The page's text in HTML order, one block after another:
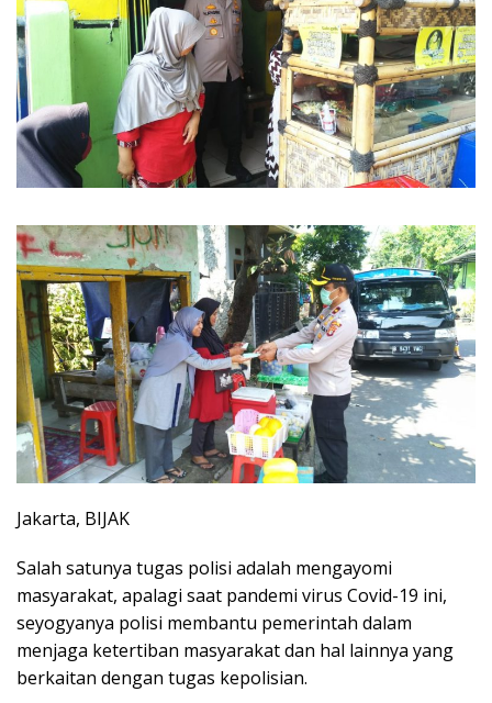
Jakarta, BIJAK
Salah satunya tugas polisi adalah mengayomi
masyarakat, apalagi saat pandemi virus Covid-19 ini,
seyogyanya polisi membantu pemerintah dalam
menjaga ketertiban masyarakat dan hal lainnya yang
berkaitan dengan tugas kepolisian.